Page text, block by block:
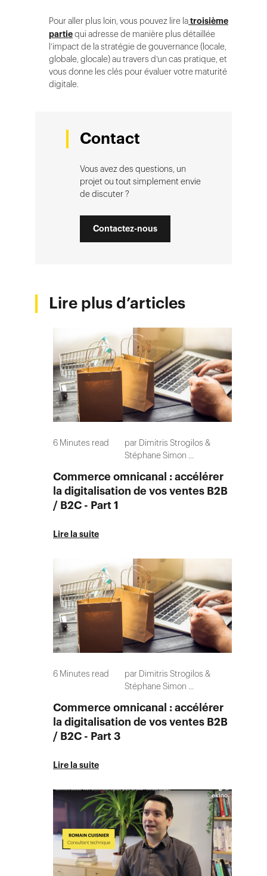
Pour aller plus loin, vous pouvez lire latroisième
partiequi adresse de manière plus détaillée
l’impact de la stratégie de gouvernance (locale,
globale, glocale) au travers d’un cas pratique, et
vous donne les clés pour évaluer votre maturité
digitale.
Contact
Vous avez des questions, un
projet ou tout simplement envie
de discuter ?
Contactez-nous
Lire plus d’articles
6 Minutes read par Dimitris Strogilos
Stéphane Simon ...
Commerce omnicanal : accélérer
la digitalisation de vos ventes B2B
/ B2C - Part 1
Lire la suite
6 Minutes read par Dimitris Strogilos
Stéphane Simon ...
Commerce omnicanal : accélérer
la digitalisation de vos ventes B2B
/ B2C - Part 3
Lire la suite